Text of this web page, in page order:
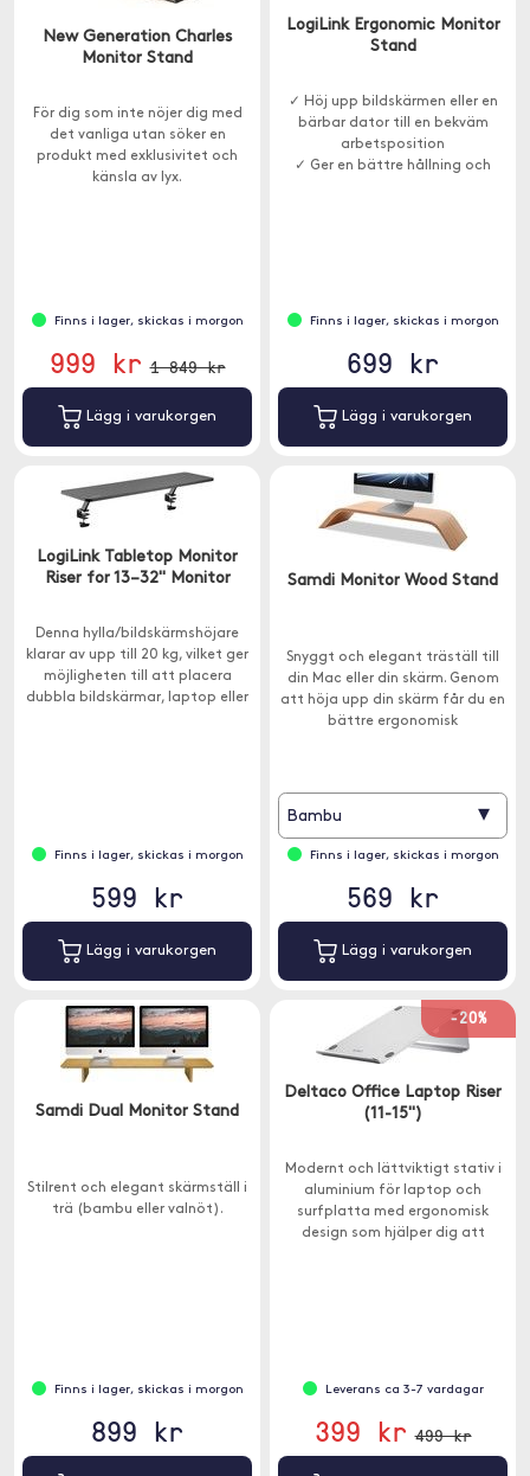
New Generation Charles
Monitor Stand
För dig som inte nöjer dig med
det vanliga utan söker en
produkt med exklusivitet och
känsla av lyx.
Finns i lager, skickas i morgon
999 kr 1 849 kr
Lägg i varukorgen
LogiLink Ergonomic Monitor
Stand
✓ Höj upp bildskärmen eller en
bärbar dator till en bekväm
arbetsposition
✓ Ger en bättre hållning och
Finns i lager, skickas i morgon
699 kr
Lägg i varukorgen
LogiLink Tabletop Monitor
Riser for 13–32" Monitor
Denna hylla/bildskärmshöjare
klarar av upp till 20 kg, vilket ger
möjligheten till att placera
dubbla bildskärmar, laptop eller
Finns i lager, skickas i morgon
599 kr
Lägg i varukorgen
Samdi Monitor Wood Stand
Snyggt och elegant träställ till
din Mac eller din skärm. Genom
att höja upp din skärm får du en
bättre ergonomisk
Bambu ▾
Finns i lager, skickas i morgon
569 kr
Lägg i varukorgen
Samdi Dual Monitor Stand
Stilrent och elegant skärmställ i
trä (bambu eller valnöt).
Finns i lager, skickas i morgon
899 kr
-20%
Deltaco Office Laptop Riser
(11-15")
Modernt och lättviktigt stativ i
aluminium för laptop och
surfplatta med ergonomisk
design som hjälper dig att
Leverans ca 3-7 vardagar
399 kr 499 kr